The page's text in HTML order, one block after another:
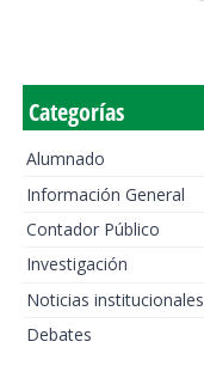
Categorías
Alumnado
Información General
Contador Público
Investigación
Noticias institucionales
Debates